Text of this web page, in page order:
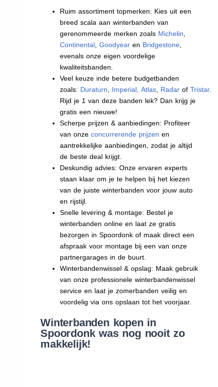
Ruim assortiment topmerken: Kies uit een
breed scala aan winterbanden van
gerenommeerde merken zoals Michelin
Continental ,Goodyear en Bridgestone
evenals onze eigen voordelige
kwaliteitsbanden.
Veel keuze inde betere budgetbanden
zoals: Duraturn Imperial Atlas Radar ofTristar.
Rijd je 1 van deze banden lek? Dan krijg je
gratis een nieuwe!
Scherpe prijzen & aanbiedingen: Profiteer
van onzeconcurrerende prijzen en
aantrekkelijke aanbiedingen, zodat je altijd
de beste deal krijgt.
Deskundig advies: Onze ervaren experts
staan klaar om je te helpen bij het kiezen
van de juiste winterbanden voor jouw auto
en rijstijl.
Snelle levering & montage: Bestel je
winterbanden online en laat ze gratis
bezorgen in Spoordonk of maak direct een
afspraak voor montage bij een van onze
partnergarages in de buurt.
Winterbandenwissel & opslag: Maak gebruik
van onze professionele winterbandenwissel
service en laat je zomerbanden veilig en
voordelig via ons opslaan tot het voorjaar.
Winterbanden kopen in
Spoordonk was nog nooit zo
makkelijk!